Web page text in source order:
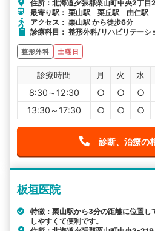
住所：北海道夕張郡栗山町中央2丁目
最寄り駅： 栗山駅 栗丘駅 由仁駅
アクセス： 栗山駅 から徒歩6分
診療科目： 整形外科/リハビリテー
整形外科 土曜日
診療時間 月 火 水
8:30～12:30
○ ○ ○
13:30～17:30
○ ○ ○
診断、治療の
板垣医院
特徴：栗山駅から3分の距離に位置し
しやすくて便利です。